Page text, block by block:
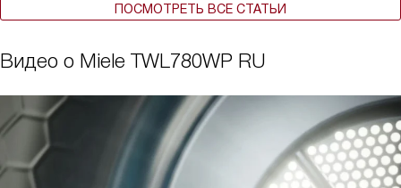
ПОСМОТРЕТЬ ВСЕ СТАТЬИ
Видео о Miele TWL780WP RU